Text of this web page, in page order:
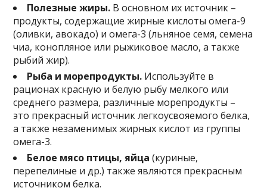
Полезные жиры. В основном их источник –
продукты, содержащие жирные кислоты омега-9
(оливки, авокадо) и омега-3 (льняное семя, семена
чиа, конопляное или рыжиковое масло, а также
рыбий жир).
Рыба и морепродукты. Используйте в
рационах красную и белую рыбу мелкого или
среднего размера, различные морепродукты –
это прекрасный источник легкоусвояемого белка,
а также незаменимых жирных кислот из группы
омега-3.
Белое мясо птицы, яйца(куриные,
перепелиные и др.) также являются прекрасным
источником белка.